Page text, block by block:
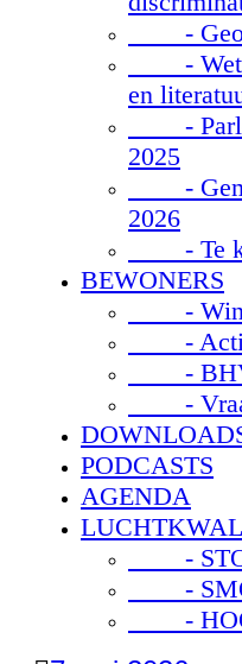
-
-
en
-
2025
-
2026
- Te
BEWONERS
-
-
-
-
PODCASTS
AGENDA
-
-
-